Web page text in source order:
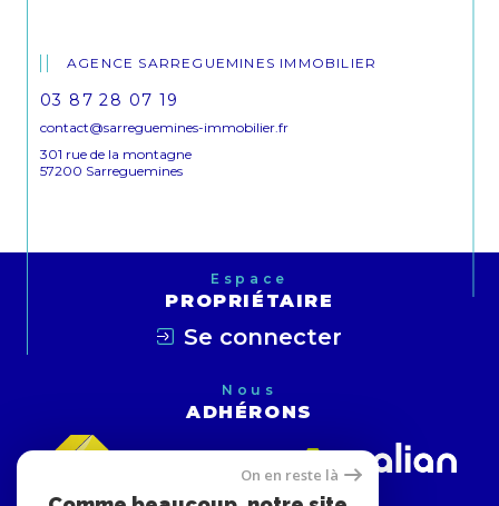
AGENCE SARREGUEMINES IMMOBILIER
03 87 28 07 19
contact@sarreguemines-immobilier.fr
301 rue de la montagne
57200 Sarreguemines
Espace
PROPRIÉTAIRE
Se connecter
Nous
ADHÉRONS
On en reste là